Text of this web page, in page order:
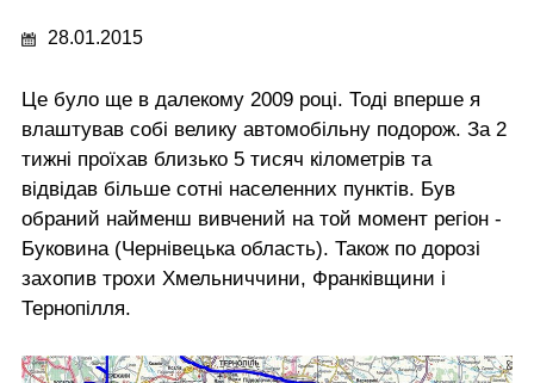
28.01.2015
Це було ще в далекому 2009 році. Тоді вперше я
влаштував собі велику автомобільну подорож. За 2
тижні проїхав близько 5 тисяч кілометрів та
відвідав більше сотні населенних пунктів. Був
обраний найменш вивчений на той момент регіон -
Буковина (Чернівецька область). Також по дорозі
захопив трохи Хмельниччини, Франківщини і
Тернопілля.